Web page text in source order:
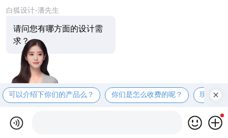
白狐设计-潘先生
请问您有哪方面的设计需
求？
可以介绍下你们的产品么？ 你们是怎么收费的呢？ 现在有